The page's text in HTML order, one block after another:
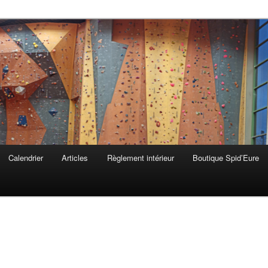
Lieurey
Calendrier Articles Règlement intérieur Boutique Spid’Eure